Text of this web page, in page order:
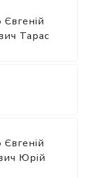
Євгеній
Тарас
Євгеній
Юрій